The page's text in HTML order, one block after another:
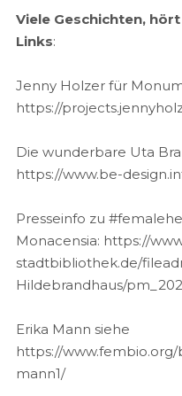
Viele Geschichten,
Links:
Jenny Holzer für
https://
Die wunderbare Uta
https://www.be-
Presseinfo zu
Monacensia: https://
stadtbibliothek.de/
Hildebrandhaus/
Erika Mann siehe
https://
mann1/